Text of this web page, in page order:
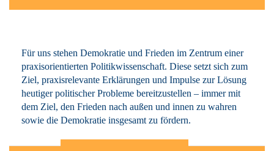
Für uns stehen Demokratie und Frieden im Zentrum einer
praxisorientierten Politikwissenschaft. Diese setzt sich zum
Ziel, praxisrelevante Erklärungen und Impulse zur Lösung
heutiger politischer Probleme bereitzustellen – immer mit
dem Ziel, den Frieden nach außen und innen zu wahren
sowie die Demokratie insgesamt zu fördern.